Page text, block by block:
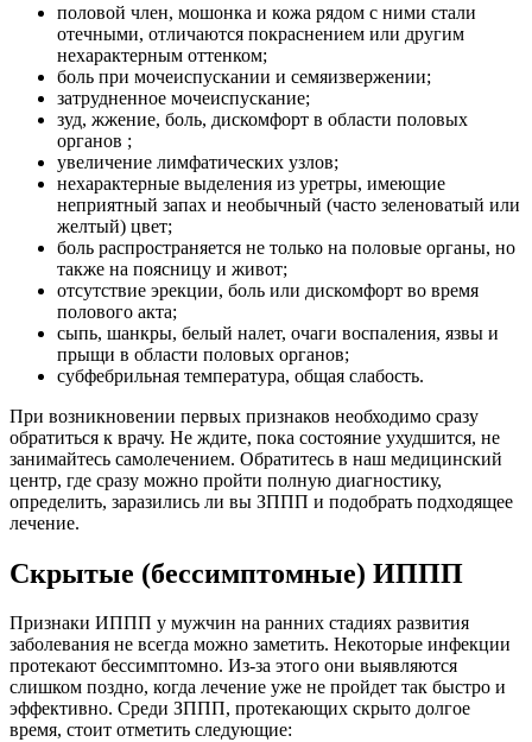
половой член, мошонка и кожа рядом с ними стали
отечными, отличаются покраснением или другим
нехарактерным оттенком;
боль при мочеиспускании и семяизвержении;
затрудненное мочеиспускание;
зуд, жжение, боль, дискомфорт в области половых
органов ;
увеличение лимфатических узлов;
нехарактерные выделения из уретры, имеющие
неприятный запах и необычный (часто зеленоватый или
желтый) цвет;
боль распространяется не только на половые органы, но
также на поясницу и живот;
отсутствие эрекции, боль или дискомфорт во время
полового акта;
сыпь, шанкры, белый налет, очаги воспаления, язвы и
прыщи в области половых органов;
субфебрильная температура, общая слабость.
При возникновении первых признаков необходимо сразу
обратиться к врачу. Не ждите, пока состояние ухудшится, не
занимайтесь самолечением. Обратитесь в наш медицинский
центр, где сразу можно пройти полную диагностику,
определить, заразились ли вы ЗППП и подобрать подходящее
лечение.
Скрытые (бессимптомные) ИППП
Признаки ИППП у мужчин на ранних стадиях развития
заболевания не всегда можно заметить. Некоторые инфекции
протекают бессимптомно. Из-за этого они выявляются
слишком поздно, когда лечение уже не пройдет так быстро и
эффективно. Среди ЗППП, протекающих скрыто долгое
время, стоит отметить следующие: